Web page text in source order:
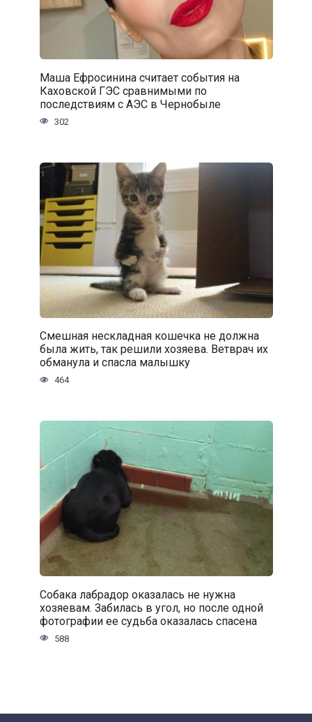
Маша Ефросинина считает события на
Каховской ГЭС сравнимыми по
последствиям с АЭС в Чернобыле
302
Смешная нескладная кошечка не должна
была жить, так решили хозяева. Ветврач их
обманула и спасла малышку
464
Собака лабрадор оказалась не нужна
хозяевам. Забилась в угол, но после одной
фотографии ее судьба оказалась спасена
588